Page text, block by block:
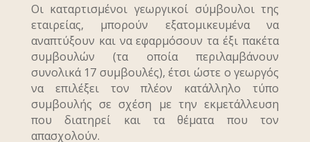
Οι καταρτισμένοι γεωργικοί σύμβουλοι της
εταιρείας, μπορούν εξατομικευμένα να
αναπτύξουν και να εφαρμόσουν τα έξι πακέτα
συμβουλών (τα οποία περιλαμβάνουν
συνολικά 17 συμβουλές), έτσι ώστε ο γεωργός
να επιλέξει τον πλέον κατάλληλο τύπο
συμβουλής σε σχέση με την εκμετάλλευση
που διατηρεί και τα θέματα που τον
απασχολούν.